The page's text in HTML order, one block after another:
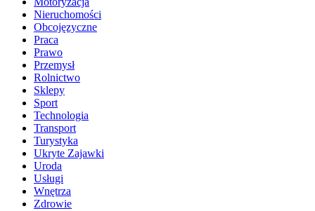
Nieruchomości
Obcojęzyczne
Praca
Prawo
Przemysł
Rolnictwo
Sklepy
Sport
Technologia
Transport
Turystyka
Ukryte Zajawki
Uroda
Usługi
Wnętrza
Zdrowie